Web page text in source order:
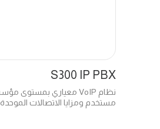
S300 IP PBX
مستخدم ومزايا الاتصالات الموحدة